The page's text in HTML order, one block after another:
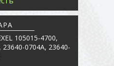
105015-4700,
23640-0704A, 23640-